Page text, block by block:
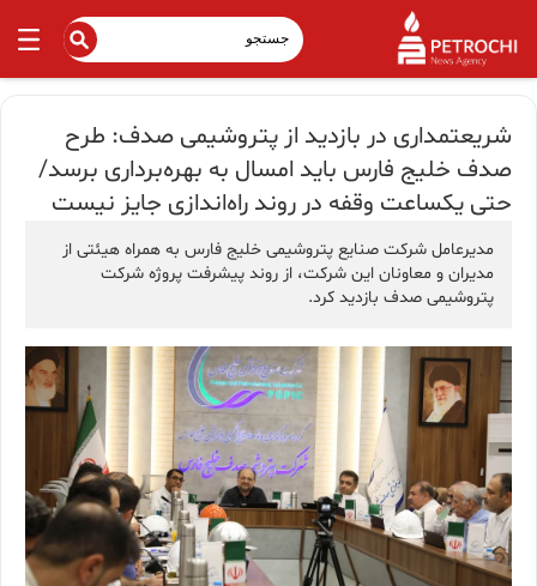
شریعتمداری در بازدید از پتروشیمی صدف: طرح
صدف خلیج فارس باید امسال به بهره‌برداری برسد/
حتی یکساعت وقفه در روند راه‌اندازی جایز نیست
مدیرعامل شرکت صنایع پتروشیمی خلیج فارس به همراه هیئتی از
مدیران و معاونان این شرکت، از روند پیشرفت پروژه شرکت
پتروشیمی صدف بازدید کرد.